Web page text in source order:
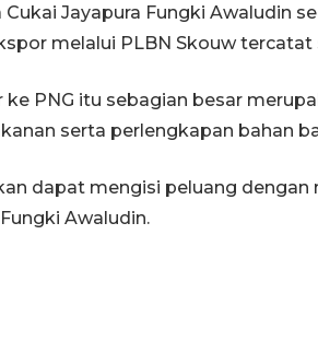
Jayapura Fungki Awaludin
melalui PLBN Skouw tercatat
PNG itu sebagian besar
serta perlengkapan bahan
dapat mengisi peluang
Awaludin.